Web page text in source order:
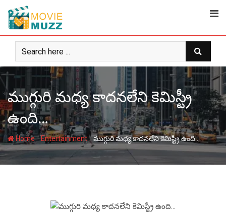
content
ముగ్గురి మధ్య కాదనలేని కెమిస్ట్రీ
ఉంది…
Home-Entertainment-ముగ్గురి మధ్య కాదనలేని కెమిస్ట్రీ ఉంది…